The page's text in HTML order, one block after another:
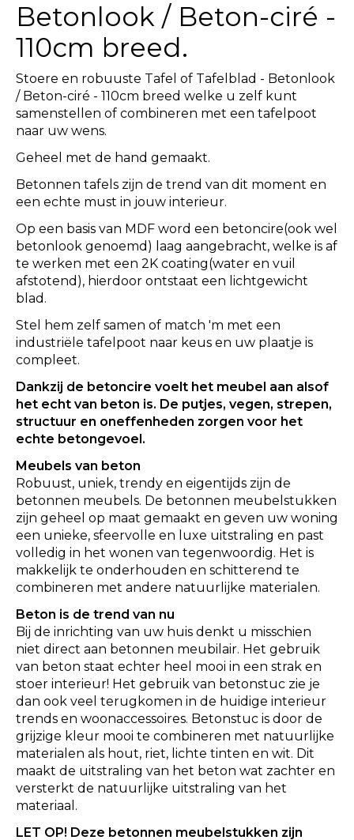
Betonlook / Beton-ciré -
110cm breed.
Stoere en robuuste Tafel of Tafelblad - Betonlook
/ Beton-ciré - 110cm breed welke u zelf kunt
samenstellen of combineren met een tafelpoot
naar uw wens.
Geheel met de hand gemaakt.
Betonnen tafels zijn de trend van dit moment en
een echte must in jouw interieur.
Op een basis van MDF word een betoncire(ook wel
betonlook genoemd) laag aangebracht, welke is af
te werken met een 2K coating(water en vuil
afstotend), hierdoor ontstaat een lichtgewicht
blad.
Stel hem zelf samen of match 'm met een
industriële tafelpoot naar keus en uw plaatje is
compleet.
Dankzij de betoncire voelt het meubel aan alsof
het echt van beton is. De putjes, vegen, strepen,
structuur en oneffenheden zorgen voor het
echte betongevoel.
Meubels van beton
Robuust, uniek, trendy en eigentijds zijn de
betonnen meubels. De betonnen meubelstukken
zijn geheel op maat gemaakt en geven uw woning
een unieke, sfeervolle en luxe uitstraling en past
volledig in het wonen van tegenwoordig. Het is
makkelijk te onderhouden en schitterend te
combineren met andere natuurlijke materialen.
Beton is de trend van nu
Bij de inrichting van uw huis denkt u misschien
niet direct aan betonnen meubilair. Het gebruik
van beton staat echter heel mooi in een strak en
stoer interieur! Het gebruik van betonstuc zie je
dan ook veel terugkomen in de huidige interieur
trends en woonaccessoires. Betonstuc is door de
grijzige kleur mooi te combineren met natuurlijke
materialen als hout, riet, lichte tinten en wit. Dit
maakt de uitstraling van het beton wat zachter en
versterkt de natuurlijke uitstraling van het
materiaal.
LET OP! Deze betonnen meubelstukken zijn